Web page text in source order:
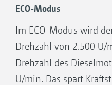
ECO-Modus
Im ECO-Modus wird
Drehzahl von 2.500 U/
Drehzahl des
U/min. Das spart